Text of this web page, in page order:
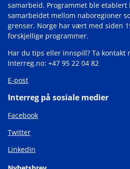
samarbeid. Programmet ble etablert
samarbeidet mellom naboregioner
grenser. Norge har vært med siden
forskjellige programmer.
Har du tips eller innspill? Ta kontakt
Interreg.no: +47 95 22 04 82
E-post
Interreg på sosiale medier
Facebook
Twitter
LinkedIn